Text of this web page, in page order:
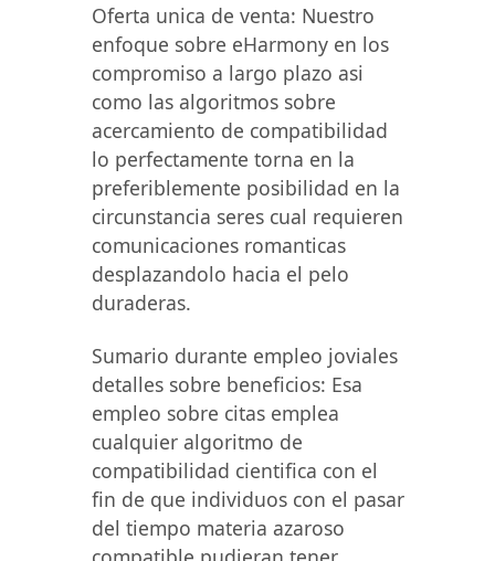
Oferta unica de venta: Nuestro
enfoque sobre eHarmony en los
compromiso a largo plazo asi
como las algoritmos sobre
acercamiento de compatibilidad
lo perfectamente torna en la
preferiblemente posibilidad en la
circunstancia seres cual requieren
comunicaciones romanticas
desplazandolo hacia el pelo
duraderas.
Sumario durante empleo joviales
detalles sobre beneficios: Esa
empleo sobre citas emplea
cualquier algoritmo de
compatibilidad cientifica con el
fin de que individuos con el pasar
del tiempo materia azaroso